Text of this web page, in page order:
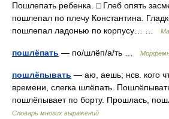
Пошлепать ребенка. □ Глеб опять
пошлепал по плечу Константина.
пошлепал ладонью по корпусу… …
пошлёпать — по/шлёп/а/ть …
пошлёпывать — аю, аешь; нсв. кого
времени, слегка шлёпать.
пошлёпывает по борту. Прошлась,
Словарь многих выражений